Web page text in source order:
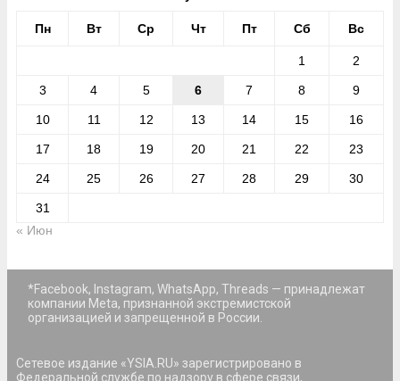
Пн Вт Ср Чт Пт Сб Вс
1 2
3 4 5 6 7 8 9
10 11 12 13 14 15 16
17 18 19 20 21 22 23
24 25 26 27 28 29 30
31
« Июн
*Facebook, Instagram, WhatsApp, Threads — принадлежат
компании Meta, признанной экстремистской
организацией и запрещенной в России.
Сетевое издание «YSIA.RU» зарегистрировано в
Федеральной службе по надзору в сфере связи,